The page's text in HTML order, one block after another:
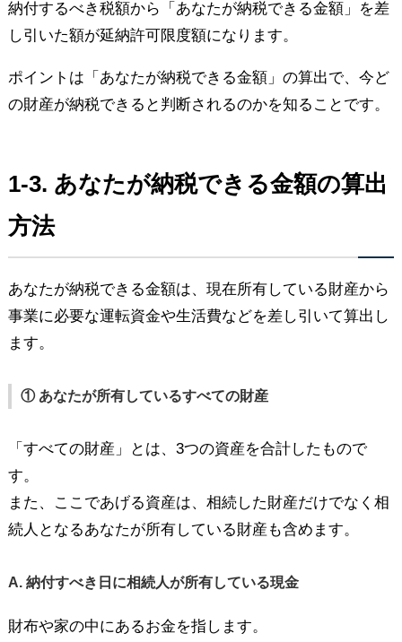
納付するべき税額から「あなたが納税できる金額」を差
し引いた額が延納許可限度額になります。
ポイントは「あなたが納税できる金額」の算出で、今ど
の財産が納税できると判断されるのかを知ることです。
1-3. あなたが納税できる金額の算出
方法
あなたが納税できる金額は、現在所有している財産から
事業に必要な運転資金や生活費などを差し引いて算出し
ます。
① あなたが所有しているすべての財産
「すべての財産」とは、3つの資産を合計したもので
す。
また、ここであげる資産は、相続した財産だけでなく相
続人となるあなたが所有している財産も含めます。
A. 納付すべき日に相続人が所有している現金
財布や家の中にあるお金を指します。